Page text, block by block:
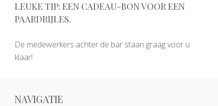
LEUKE TIP: EEN CADEAU-BON VOOR EEN
PAARDRIJLES.
De medewerkers achter de bar staan graag voor u
klaar!
NAVIGATIE